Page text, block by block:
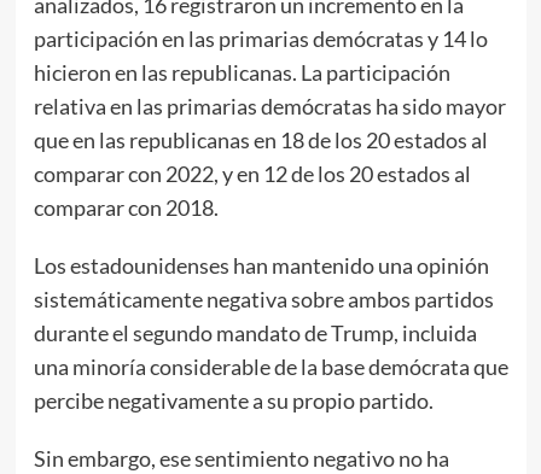
participación en las primarias demócratas y 14 lo
hicieron en las republicanas. La participación
relativa en las primarias demócratas ha sido mayor
que en las republicanas en 18 de los 20 estados al
comparar con 2022, y en 12 de los 20 estados al
comparar con 2018.
Los estadounidenses han mantenido una opinión
sistemáticamente negativa sobre ambos partidos
durante el segundo mandato de Trump, incluida
una minoría considerable de la base demócrata que
percibe negativamente a su propio partido.
Sin embargo, ese sentimiento negativo no ha